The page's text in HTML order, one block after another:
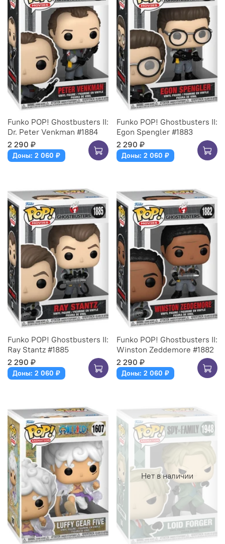
Funko POP! Ghostbusters II:
Dr. Peter Venkman #1884
2 290 ₽
Доны: 2 060 ₽
Funko POP! Ghostbusters II:
Egon Spengler #1883
2 290 ₽
Доны: 2 060 ₽
Funko POP! Ghostbusters II:
Ray Stantz #1885
2 290 ₽
Доны: 2 060 ₽
Funko POP! Ghostbusters II:
Winston Zeddemore #1882
2 290 ₽
Доны: 2 060 ₽
Нет в наличии